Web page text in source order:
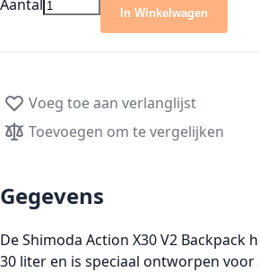
Aantal In Winkelwagen
Voeg toe aan verlanglijst
Toevoegen om te vergelijken
Gegevens
De Shimoda Action X30 V2 Backpack
30 liter en is speciaal ontworpen